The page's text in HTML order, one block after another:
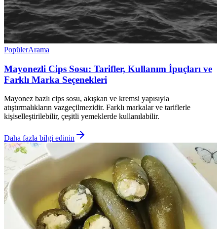
PopülerArama
Mayonezli Cips Sosu: Tarifler, Kullanım İpuçları ve
Farklı Marka Seçenekleri
Mayonez bazlı cips sosu, akışkan ve kremsi yapısıyla
atıştırmalıkların vazgeçilmezidir. Farklı markalar ve tariflerle
kişiselleştirilebilir, çeşitli yemeklerde kullanılabilir.
Daha fazla bilgi edinin